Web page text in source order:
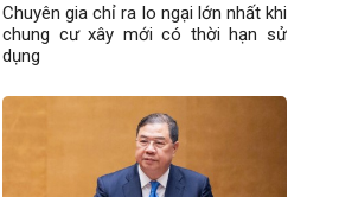
Chuyên gia chỉ ra lo ngại lớn nhất khi
chung cư xây mới có thời hạn sử
dụng